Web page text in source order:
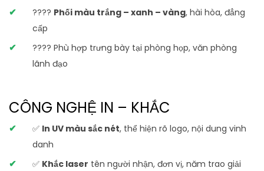
???? Phối màu trắng – xanh – vàng, hài hòa, đẳng
cấp
???? Phù hợp trưng bày tại phòng họp, văn phòng
lãnh đạo
CÔNG NGHỆ IN – KHẮC
✅ In UV màu sắc nét, thể hiện rõ logo, nội dung vinh
danh
✅ Khắc laser tên người nhận, đơn vị, năm trao giải